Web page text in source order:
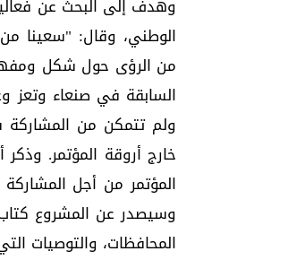
وهدف إلى البحث عن
الوطني، وقال: "سعينا
من الرؤى حول شكل
السابقة في صنعاء وتعز
ولم تتمكن من المشاركة
خارج أروقة المؤتمر.
المؤتمر من أجل المشاركة
وسيصدر عن المشروع
المحافظات، والتوصيات